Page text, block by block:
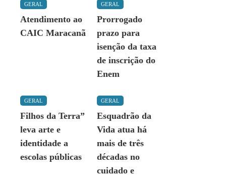
GERAL
Atendimento ao
CAIC Maracanã
GERAL
Prorrogado
prazo para
isenção da taxa
de inscrição do
Enem
GERAL
Filhos da Terra”
leva arte e
identidade a
escolas públicas
GERAL
Esquadrão da
Vida atua há
mais de três
décadas no
cuidado e